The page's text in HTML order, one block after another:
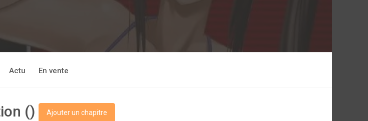
Actu En vente
() Ajouter un chapitre